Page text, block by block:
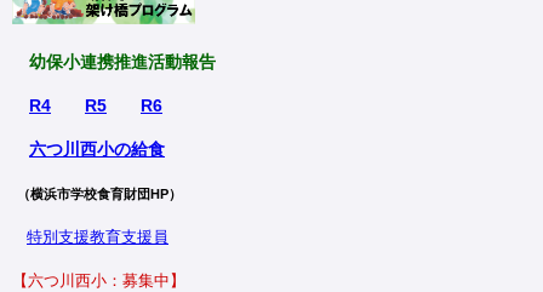
幼保小連携推進活動報告
R4 R5 R6
六つ川西小の給食
（横浜市学校食育財団HP）
特別支援教育支援員
【六つ川西小：募集中】